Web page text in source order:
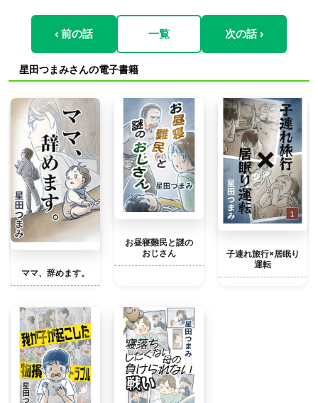
‹ 前の話 一覧 次の話 ›
星田つまみさんの電子書籍
ママ、辞めます。
お昼寝難民と謎の
おじさん
子連れ旅行×居眠り
運転